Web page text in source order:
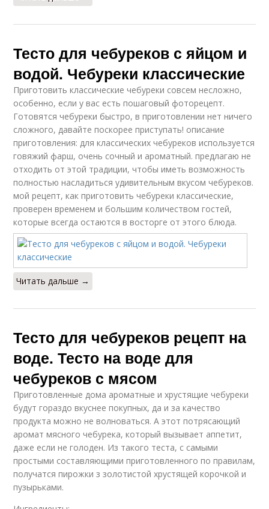
Тесто для чебуреков с яйцом и
водой. Чебуреки классические
Приготовить классические чебуреки совсем несложно,
особенно, если у вас есть пошаговый фоторецепт.
Готовятся чебуреки быстро, в приготовлении нет ничего
сложного, давайте поскорее приступать! описание
приготовления: для классических чебуреков используется
говяжий фарш, очень сочный и ароматный. предлагаю не
отходить от этой традиции, чтобы иметь возможность
полностью насладиться удивительным вкусом чебуреков.
мой рецепт, как приготовить чебуреки классические,
проверен временем и большим количеством гостей,
которые всегда остаются в восторге от этого блюда.
Читать дальше →
Тесто для чебуреков рецепт на
воде. Тесто на воде для
чебуреков с мясом
Приготовленные дома ароматные и хрустящие чебуреки
будут гораздо вкуснее покупных, да и за качество
продукта можно не волноваться. А этот потрясающий
аромат мясного чебурека, который вызывает аппетит,
даже если не голоден. Из такого теста, с самыми
простыми составляющими приготовленного по правилам,
получатся пирожки з золотистой хрустящей корочкой и
пузырьками.